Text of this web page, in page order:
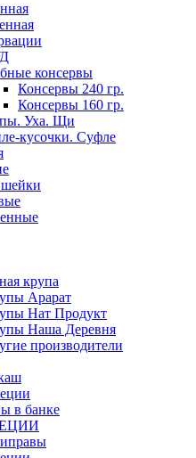
консервы
Консервы 240 гр.
Консервы 160 гр.
Уха. Щи
кусочки. Суфле
крупа
Арарат
Нат Продукт
Наша Деревня
производители
в банке